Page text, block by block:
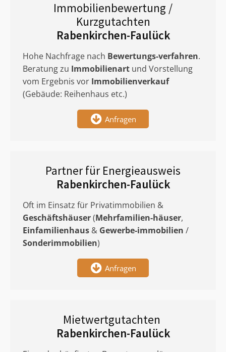
Immobilienbewertung /
Kurzgutachten
Rabenkirchen-Faulück
Hohe Nachfrage nach Bewertungs-verfahren.
Beratung zu Immobilienart und Vorstellung
vom Ergebnis vor Immobilienverkauf
(Gebäude: Reihenhaus etc.)
Anfragen
Partner für Energieausweis
Rabenkirchen-Faulück
Oft im Einsatz für Privatimmobilien &
Geschäftshäuser(Mehrfamilien-häuser,
Einfamilienhaus & Gewerbe-immobilien /
Sonderimmobilien)
Anfragen
Mietwertgutachten
Rabenkirchen-Faulück